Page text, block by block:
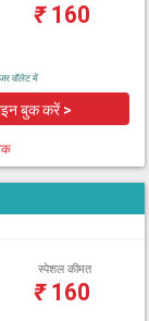
₹160
वॉलेट में
बुक करें >
स्पेशल कीमत
₹160